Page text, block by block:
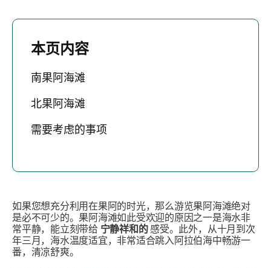
本页内容
南果阿海滩
北果阿海滩
需要考虑的事项
如果您想充分利用在果阿的时光，那么游览果阿海滩绝对
是必不可少的。果阿海滩如此受欢迎的原因之一是海水非
常平静，能立刻带给 宁静祥和的感受。此外，从十月到次
年三月，海水温度适宜，非常适合跳入阿拉伯海中畅游一
番，清凉舒爽。